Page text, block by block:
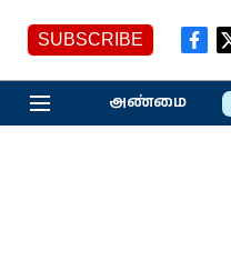
SUBSCRIBE
அண்மை